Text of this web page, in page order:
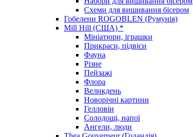
Схеми для вишивання бісером
Гобелени ROGOBLEN (Румунія)
Mill Hill (США) *
Мініатюри, іграшки
Прикраси, підвіси
Фауна
Різне
Пейзажі
Флора
Великдень
Новорічні картини
Гелловін
Солодощі, напої
Ангели, люди